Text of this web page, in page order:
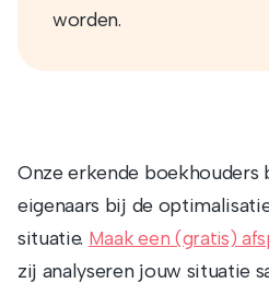
worden.
Onze erkende boekhouders
eigenaars bij de
situatie. Maak een (gratis)
zij analyseren jouw situatie